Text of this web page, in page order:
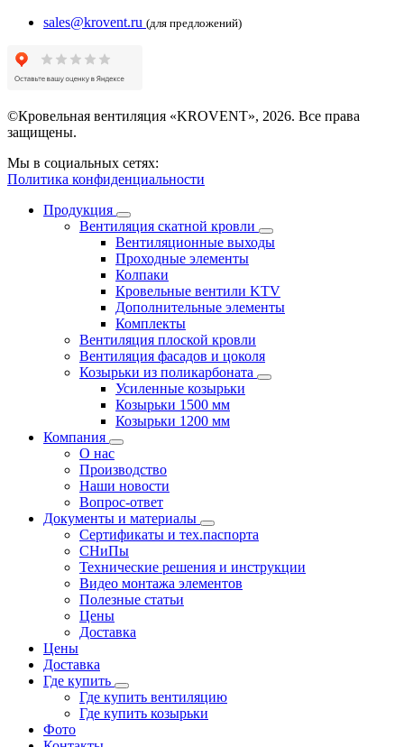
sales@krovent.ru (для предложений)
©Кровельная вентиляция «KROVENT», 2026. Все права
защищены.
Мы в социальных сетях:
Политика конфиденциальности
Продукция
Вентиляция скатной кровли
Вентиляционные выходы
Проходные элементы
Колпаки
Кровельные вентили KTV
Дополнительные элементы
Комплекты
Вентиляция плоской кровли
Вентиляция фасадов и цоколя
Козырьки из поликарбоната
Усиленные козырьки
Козырьки 1500 мм
Козырьки 1200 мм
Компания
О нас
Производство
Наши новости
Вопрос-ответ
Документы и материалы
Сертификаты и тех.паспорта
СНиПы
Технические решения и инструкции
Видео монтажа элементов
Полезные статьи
Цены
Доставка
Цены
Доставка
Где купить
Где купить вентиляцию
Где купить козырьки
Фото